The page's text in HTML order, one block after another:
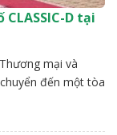
D tại
mại và
đến một tòa
lớn! Đây là